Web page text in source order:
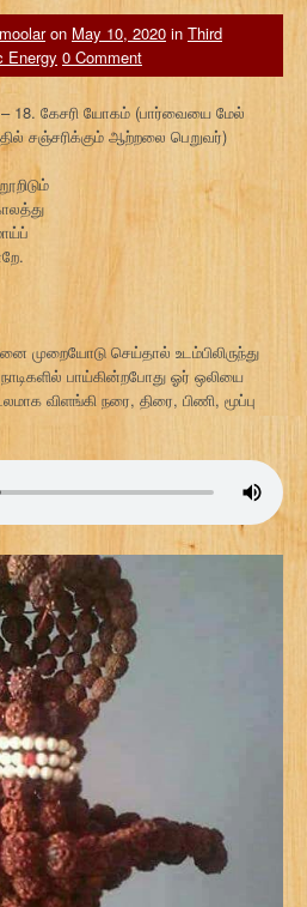
on May 10, 2020 in Third
Energy 0 Comment
– 18. கேசரி யோகம் (பார்வையை மேல்
சஞ்சரிக்கும் ஆற்றலை பெறுவர்)
செய்தால் உடம்பிலிருந்து
பாய்கின்றபோது ஓர் ஒலியை
விளங்கி நரை, திரை, பிணி, மூப்பு